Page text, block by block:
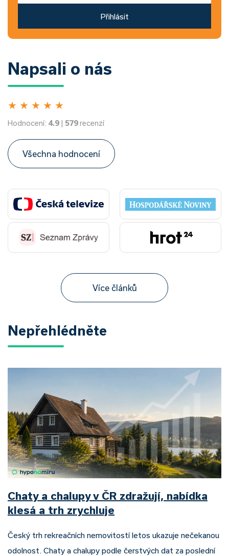
Přihlásit
Napsali o nás
★ ★ ★ ★ ★
Hodnocení: 4.9 | 579recenzí
Všechna hodnocení
Více článků
Nepřehlédněte
Chaty a chalupy v ČR zdražují, nabídka
klesá a trh zrychluje
Český trh rekreačních nemovitostí letos ukazuje nečekanou
odolnost. Chaty a chalupy podle čerstvých dat za poslední